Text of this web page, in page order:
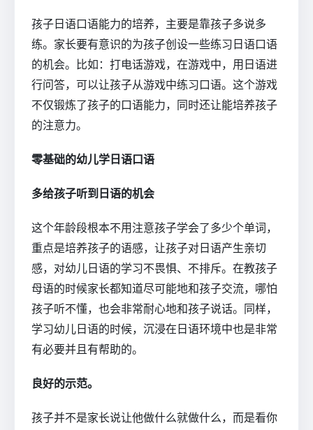
孩子日语口语能力的培养，主要是靠孩子多说多
练。家长要有意识的为孩子创设一些练习日语口语
的机会。比如：打电话游戏，在游戏中，用日语进
行问答，可以让孩子从游戏中练习口语。这个游戏
不仅锻炼了孩子的口语能力，同时还让能培养孩子
的注意力。
零基础的幼儿学日语口语
多给孩子听到日语的机会
这个年龄段根本不用注意孩子学会了多少个单词，
重点是培养孩子的语感，让孩子对日语产生亲切
感，对幼儿日语的学习不畏惧、不排斥。在教孩子
母语的时候家长都知道尽可能地和孩子交流，哪怕
孩子听不懂，也会非常耐心地和孩子说话。同样，
学习幼儿日语的时候，沉浸在日语环境中也是非常
有必要并且有帮助的。
良好的示范。
孩子并不是家长说让他做什么就做什么，而是看你